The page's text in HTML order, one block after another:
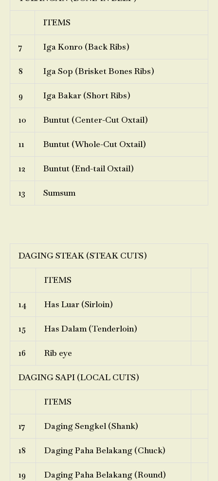
ITEMS
7 Iga Konro (Back Ribs)
8 Iga Sop (Brisket Bones Ribs)
9 Iga Bakar (Short Ribs)
10 Buntut (Center-Cut Oxtail)
11 Buntut (Whole-Cut Oxtail)
12 Buntut (End-tail Oxtail)
13 Sumsum
DAGING STEAK (STEAK CUTS)
ITEMS
14 Has Luar (Sirloin)
15 Has Dalam (Tenderloin)
16 Rib eye
DAGING SAPI (LOCAL CUTS)
ITEMS
17 Daging Sengkel (Shank)
18 Daging Paha Belakang (Chuck)
19 Daging Paha Belakang (Round)